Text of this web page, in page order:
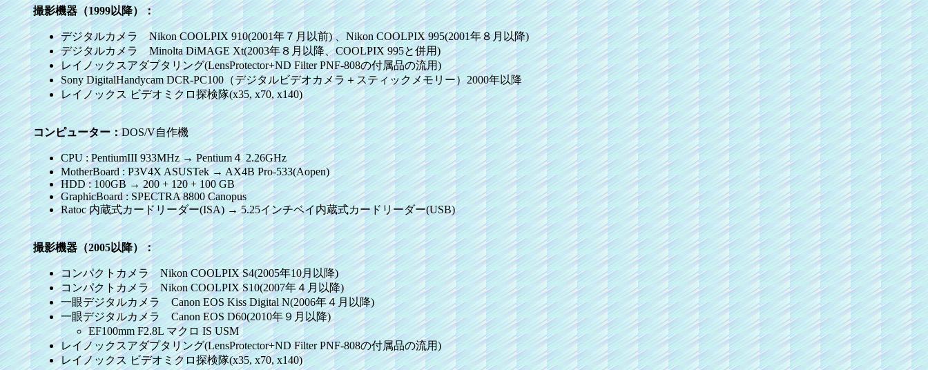
撮影機器（1999以降）：
デジタルカメラ Nikon COOLPIX 910(2001年７月以前) 、Nikon COOLPIX 995(2001年８月以降)
デジタルカメラ Minolta DiMAGE Xt(2003年８月以降、COOLPIX 995と併用)
レイノックスアダプタリング(LensProtector+ND Filter PNF-808の付属品の流用)
Sony DigitalHandycam DCR-PC100（デジタルビデオカメラ＋スティックメモリー）2000年以降
レイノックス ビデオミクロ探検隊(x35, x70, x140)
コンピューター：DOS/V自作機
CPU : PentiumIII 933MHz → Pentium４ 2.26GHz
MotherBoard : P3V4X ASUSTek → AX4B Pro-533(Aopen)
HDD : 100GB → 200 + 120 + 100 GB
GraphicBoard : SPECTRA 8800 Canopus
Ratoc 内蔵式カードリーダー(ISA) → 5.25インチベイ内蔵式カードリーダー(USB)
撮影機器（2005以降）：
コンパクトカメラ Nikon COOLPIX S4(2005年10月以降)
コンパクトカメラ Nikon COOLPIX S10(2007年４月以降)
一眼デジタルカメラ Canon EOS Kiss Digital N(2006年４月以降)
一眼デジタルカメラ Canon EOS D60(2010年９月以降)
EF100mm F2.8L マクロ IS USM
レイノックスアダプタリング(LensProtector+ND Filter PNF-808の付属品の流用)
レイノックス ビデオミクロ探検隊(x35, x70, x140)